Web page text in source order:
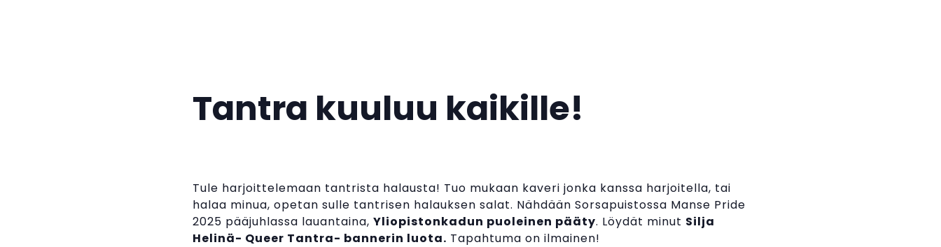
Tantra kuuluu kaikille!
Tule harjoittelemaan tantrista halausta! Tuo mukaan kaveri jonka kanssa harjoitella, tai
halaa minua, opetan sulle tantrisen halauksen salat. Nähdään Sorsapuistossa Manse Pride
2025 pääjuhlassa lauantaina, Yliopistonkadun puoleinen pääty. Löydät minut Silja
Helinä- Queer Tantra- bannerin luota. Tapahtuma on ilmainen!